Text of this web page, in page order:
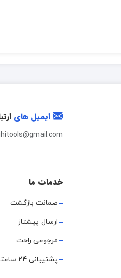
ایمیل های
خدمات ما
ضمانت بازگشت
ارسال پیشتاز
مرجوعی راحت
پشتیبانی 24 ساعته